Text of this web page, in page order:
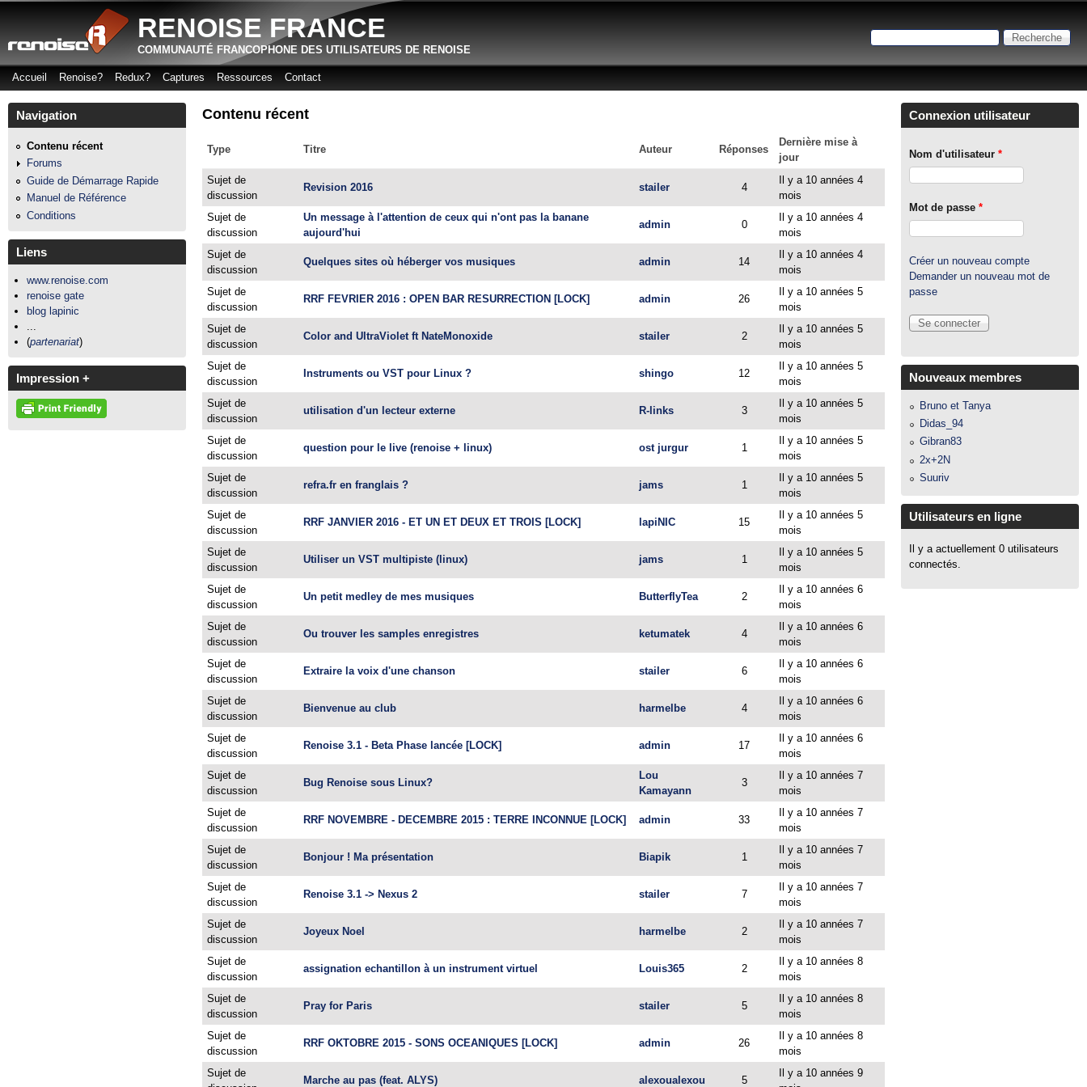
RENOISE FRANCE
COMMUNAUTÉ FRANCOPHONE DES UTILISATEURS DE RENOISE
Formulaire de recherche
Recherche
Menu principal
Accueil Renoise? Redux? Captures Ressources Contact
Contenu récent
Type Titre Auteur Réponses
Dernière mise à
jour
Sujet de
discussion
Revision 2016 stailer 4
Il y a 10 années 4
mois
Sujet de
discussion
Un message à l'attention de ceux qui n'ont pas la banane
aujourd'hui
admin 0
Il y a 10 années 4
mois
Sujet de
discussion
Quelques sites où héberger vos musiques admin 14
Il y a 10 années 4
mois
Sujet de
discussion
RRF FEVRIER 2016 : OPEN BAR RESURRECTION [LOCK] admin 26
Il y a 10 années 5
mois
Sujet de
discussion
Color and UltraViolet ft NateMonoxide stailer 2
Il y a 10 années 5
mois
Sujet de
discussion
Instruments ou VST pour Linux ? shingo 12
Il y a 10 années 5
mois
Sujet de
discussion
utilisation d'un lecteur externe R-links 3
Il y a 10 années 5
mois
Sujet de
discussion
question pour le live (renoise + linux) ost jurgur 1
Il y a 10 années 5
mois
Sujet de
discussion
refra.fr en franglais ? jams 1
Il y a 10 années 5
mois
Sujet de
discussion
RRF JANVIER 2016 - ET UN ET DEUX ET TROIS [LOCK] lapiNIC 15
Il y a 10 années 5
mois
Sujet de
discussion
Utiliser un VST multipiste (linux) jams 1
Il y a 10 années 5
mois
Sujet de
discussion
Un petit medley de mes musiques ButterflyTea 2
Il y a 10 années 6
mois
Sujet de
discussion
Ou trouver les samples enregistres ketumatek 4
Il y a 10 années 6
mois
Sujet de
discussion
Extraire la voix d'une chanson stailer 6
Il y a 10 années 6
mois
Sujet de
discussion
Bienvenue au club harmelbe 4
Il y a 10 années 6
mois
Sujet de
discussion
Renoise 3.1 - Beta Phase lancée [LOCK] admin 17
Il y a 10 années 6
mois
Sujet de
discussion
Bug Renoise sous Linux?
Lou
Kamayann
3
Il y a 10 années 7
mois
Sujet de
discussion
RRF NOVEMBRE - DECEMBRE 2015 : TERRE INCONNUE [LOCK] admin 33
Il y a 10 années 7
mois
Sujet de
discussion
Bonjour ! Ma présentation Biapik 1
Il y a 10 années 7
mois
Sujet de
discussion
Renoise 3.1 -> Nexus 2 stailer 7
Il y a 10 années 7
mois
Sujet de
discussion
Joyeux Noel harmelbe 2
Il y a 10 années 7
mois
Sujet de
discussion
assignation echantillon à un instrument virtuel Louis365 2
Il y a 10 années 8
mois
Sujet de
discussion
Pray for Paris stailer 5
Il y a 10 années 8
mois
Sujet de
discussion
RRF OKTOBRE 2015 - SONS OCEANIQUES [LOCK] admin 26
Il y a 10 années 8
mois
Sujet de
Marche au pas (feat. ALYS) alexoualexou 5
Il y a 10 années 9
Navigation
Contenu récent
Forums
Guide de Démarrage Rapide
Manuel de Référence
Conditions
Liens
www.renoise.com
renoise gate
blog lapinic
(partenariat)
Impression +
Connexion utilisateur
Nom d'utilisateur *
Mot de passe *
Créer un nouveau compte
Demander un nouveau mot de
passe
Nouveaux membres
Bruno et Tanya
Didas_94
Gibran83
2x+2N
Suuriv
Utilisateurs en ligne
Il y a actuellement 0 utilisateurs
connectés.